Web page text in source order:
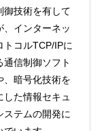
御技術を有して
、インターネッ
トコルTCP/IPに
通信制御ソフト
、暗号化技術を
した情報セキュ
ステムの開発に